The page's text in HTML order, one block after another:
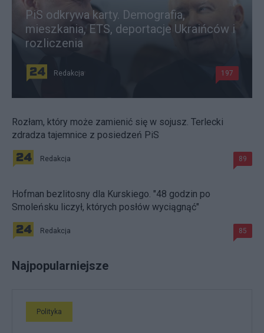
PiS odkrywa karty. Demografia,
mieszkania, ETS, deportacje Ukraińców i
rozliczenia
Redakcja 197
Rozłam, który może zamienić się w sojusz. Terlecki
zdradza tajemnice z posiedzeń PiS
Redakcja 89
Hofman bezlitosny dla Kurskiego. "48 godzin po
Smoleńsku liczył, których posłów wyciągnąć"
Redakcja 85
Najpopularniejsze
Polityka